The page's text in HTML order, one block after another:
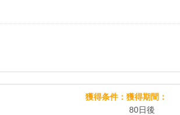
獲得条件
獲得期間
80日後